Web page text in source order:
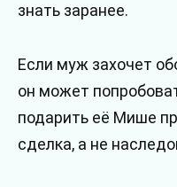
знать заранее.
Если муж захочет
он может
подарить её Мише
сделка, а не